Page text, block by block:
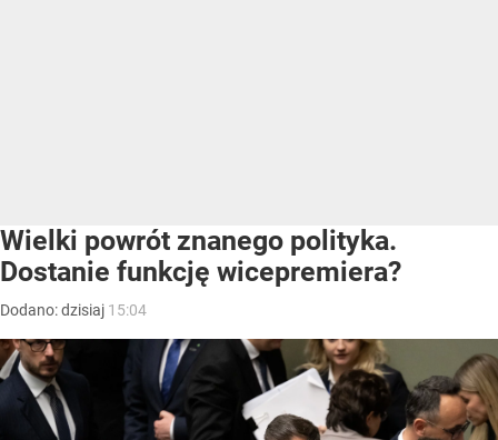
Wielki powrót znanego polityka.
Dostanie funkcję wicepremiera?
Dodano:dzisiaj 15:04